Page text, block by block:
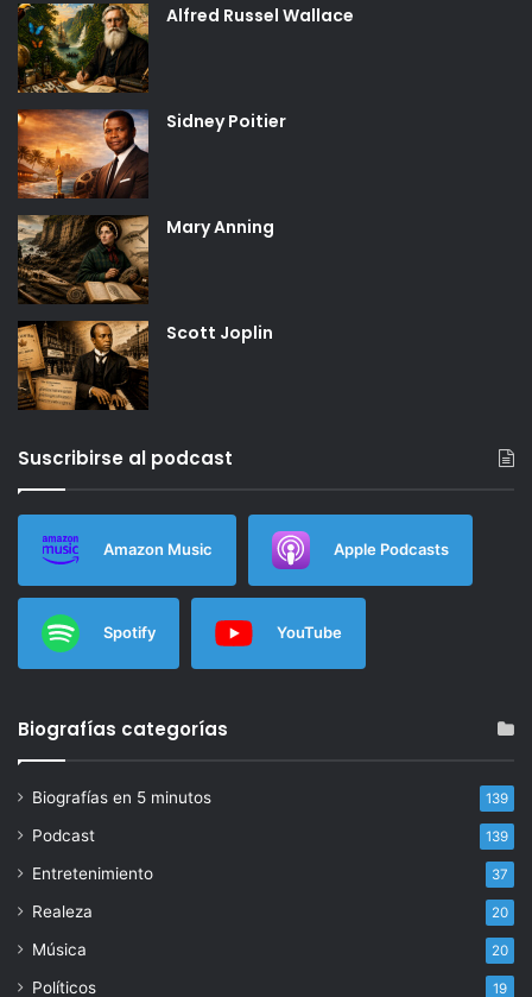
Alfred Russel Wallace
Sidney Poitier
Mary Anning
Scott Joplin
Suscribirse al podcast
Amazon Music Apple Podcasts
Spotify YouTube
Biografías categorías
Biografías en 5 minutos 139
Podcast 139
Entretenimiento 37
Realeza 20
Música 20
Políticos 19